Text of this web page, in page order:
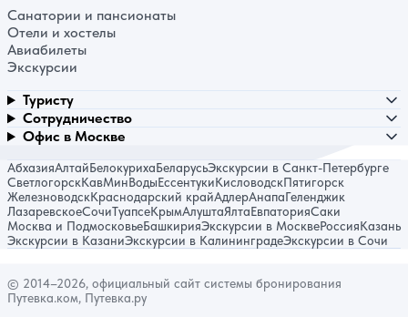
Санатории и пансионаты
Отели и хостелы
Авиабилеты
Экскурсии
Туристу
Сотрудничество
Офис в Москве
АбхазияАлтайБелокурихаБеларусьЭкскурсии в Санкт-Петербурге
СветлогорскКавМинВодыЕссентукиКисловодскПятигорск
ЖелезноводскКраснодарский крайАдлерАнапаГеленджик
ЛазаревскоеСочиТуапсеКрымАлуштаЯлтаЕвпаторияСаки
Москва и ПодмосковьеБашкирияЭкскурсии в МосквеРоссияКазань
Экскурсии в КазаниЭкскурсии в КалининградеЭкскурсии в Сочи
© 2014–2026, официальный сайт системы бронирования
Путевка.ком, Путевка.ру